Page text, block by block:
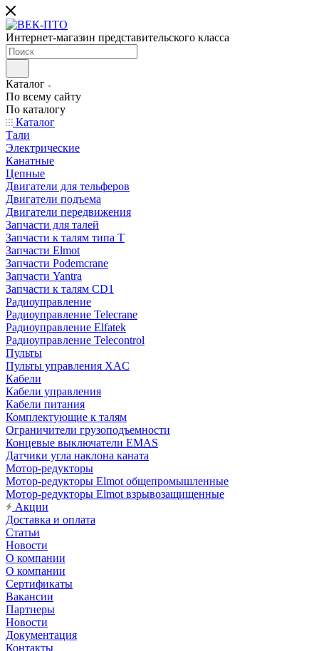
Интернет-магазин представительского класса
Каталог
По всему сайту
По каталогу
Каталог
Тали
Электрические
Канатные
Цепные
Двигатели для тельферов
Двигатели подъема
Двигатели передвижения
Запчасти для талей
Запчасти к талям типа Т
Запчасти Elmot
Запчасти Podemcrane
Запчасти Yantra
Запчасти к талям CD1
Радиоуправление
Радиоуправление Telecrane
Радиоуправление Elfatek
Радиоуправление Telecontrol
Пульты
Пульты управления XAC
Кабели
Кабели управления
Кабели питания
Комплектующие к талям
Ограничители грузоподъемности
Концевые выключатели EMAS
Датчики угла наклона каната
Мотор-редукторы
Мотор-редукторы Elmot общепромышленные
Мотор-редукторы Elmot взрывозащищенные
Акции
Доставка и оплата
Статьи
Новости
О компании
О компании
Сертификаты
Вакансии
Партнеры
Новости
Документация
Контакты